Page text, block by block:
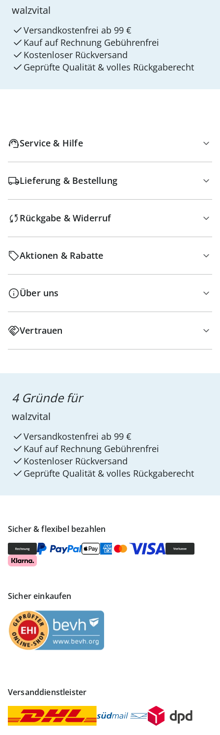
walzvital
Versandkostenfrei ab 99 €
Kauf auf Rechnung Gebührenfrei
Kostenloser Rückversand
Geprüfte Qualität & volles Rückgaberecht
Service & Hilfe
Lieferung & Bestellung
Rückgabe & Widerruf
Aktionen & Rabatte
Über uns
Vertrauen
Sicher & flexibel bezahlen
Sicher einkaufen
Versanddienstleister
4 Gründe für
walzvital
Versandkostenfrei ab 99 €
Kauf auf Rechnung Gebührenfrei
Kostenloser Rückversand
Geprüfte Qualität & volles Rückgaberecht